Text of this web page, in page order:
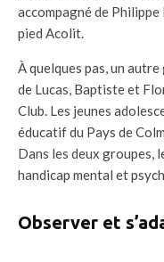
accompagné de
pied Acolit.
À quelques pas, un
de Lucas, Baptiste et
Club. Les jeunes
éducatif du Pays de
Dans les deux groupes,
handicap mental et
Observer et